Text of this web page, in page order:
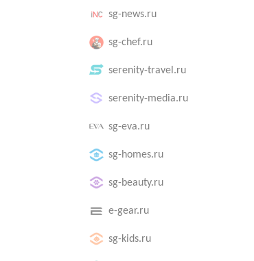
sg-news.ru
sg-chef.ru
serenity-travel.ru
serenity-media.ru
sg-eva.ru
sg-homes.ru
sg-beauty.ru
e-gear.ru
sg-kids.ru